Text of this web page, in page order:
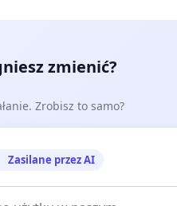
zmienić?
Zrobisz to samo?
Zasilane przez AI